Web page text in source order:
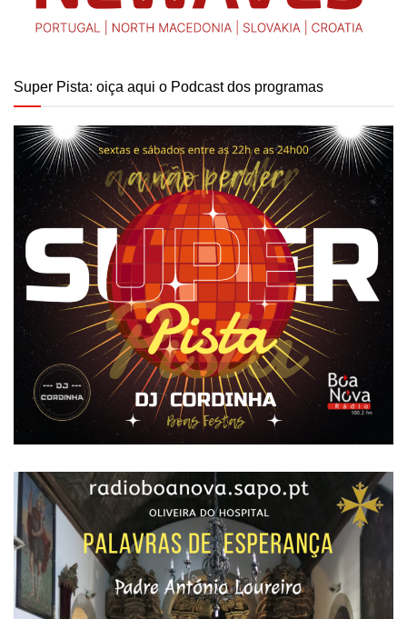
Super Pista: oiça aqui o Podcast dos programas